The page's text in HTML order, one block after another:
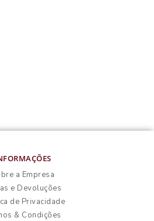
a Empresa
e Devoluções
de Privacidade
& Condições